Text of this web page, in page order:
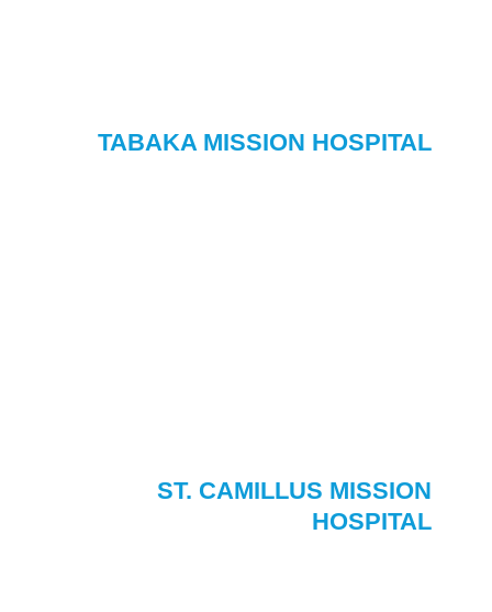
TABAKA MISSION HOSPITAL
ST. CAMILLUS MISSION
HOSPITAL